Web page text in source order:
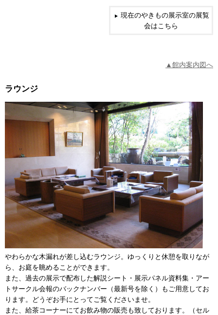
現在のやきもの展示室の展覧
会はこちら
▲館内案内図へ
ラウンジ
やわらかな木漏れが差し込むラウンジ。ゆっくりと休憩を取りなが
ら、お庭を眺めることができます。
また、過去の展示で配布した解説シート・展示パネル資料集・アー
トサークル会報のバックナンバー（最新号を除く）もご用意してお
ります。どうぞお手にとってご覧くださいませ。
また、給茶コーナーにてお飲み物の販売も致しております。（セル